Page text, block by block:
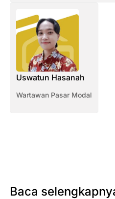
Uswatun Hasanah
Wartawan Pasar Modal
Baca